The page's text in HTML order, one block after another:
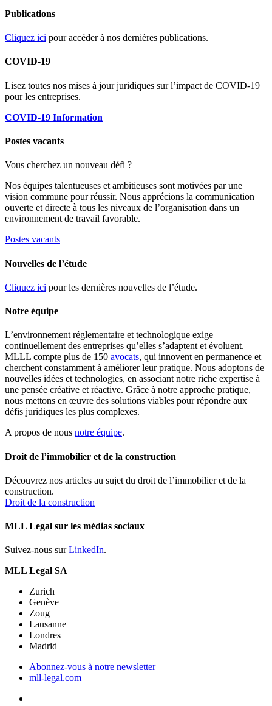
Publications
Cliquez ici pour accéder à nos dernières publications.
COVID-19
Lisez toutes nos mises à jour juridiques sur l’impact de COVID-19
pour les entreprises.
COVID-19 Information
Postes vacants
Vous cherchez un nouveau défi ?
Nos équipes talentueuses et ambitieuses sont motivées par une
vision commune pour réussir. Nous apprécions la communication
ouverte et directe à tous les niveaux de l’organisation dans un
environnement de travail favorable.
Postes vacants
Nouvelles de l’étude
Cliquez ici pour les dernières nouvelles de l’étude.
Notre équipe
L’environnement réglementaire et technologique exige
continuellement des entreprises qu’elles s’adaptent et évoluent.
MLLL compte plus de 150 avocats, qui innovent en permanence et
cherchent constamment à améliorer leur pratique. Nous adoptons de
nouvelles idées et technologies, en associant notre riche expertise à
une pensée créative et réactive. Grâce à notre approche pratique,
nous mettons en œuvre des solutions viables pour répondre aux
défis juridiques les plus complexes.
A propos de nous notre équipe.
Droit de l’immobilier et de la construction
Découvrez nos articles au sujet du droit de l’immobilier et de la
construction.
Droit de la construction
MLL Legal sur les médias sociaux
Suivez-nous surLinkedIn.
MLL Legal SA
Zurich
Genève
Zoug
Lausanne
Londres
Madrid
Abonnez-vous à notre newsletter
mll-legal.com